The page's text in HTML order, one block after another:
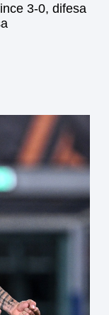
3-0, difesa